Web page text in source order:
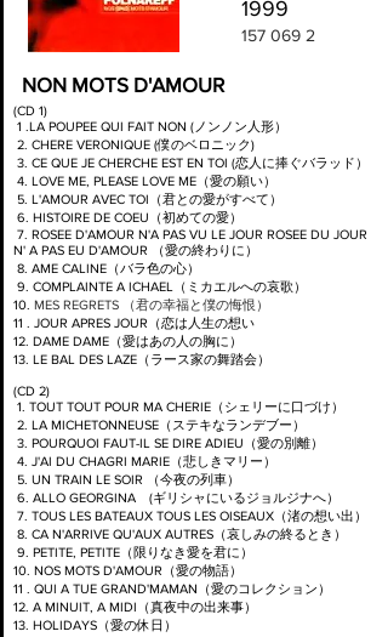
1999
157 069 2
NON MOTS D'AMOUR
(CD 1)
1 .LA POUPEE QUI FAIT NON (ノンノン人形）
2. CHERE VERONIQUE (僕のベロニック)
3. CE QUE JE CHERCHE EST EN TOI (恋人に捧ぐバラッド）
4. LOVE ME, PLEASE LOVE ME（愛の願い）
5. L'AMOUR AVEC TOI（君との愛がすべて）
6. HISTOIRE DE COEU（初めての愛）
7. ROSEE D'AMOUR N'A PAS VU LE JOUR ROSEE DU JOUR
N' A PAS EU D'AMOUR （愛の終わりに）
8. AME CALINE（バラ色の心）
9. COMPLAINTE A ICHAEL（ミカエルへの哀歌）
10. MES REGRETS （君の幸福と僕の悔恨）
11 . JOUR APRES JOUR（恋は人生の想い
12. DAME DAME（愛はあの人の胸に）
13. LE BAL DES LAZE（ラース家の舞踏会）
(CD 2)
1. TOUT TOUT POUR MA CHERIE（シェリーに口づけ）
2. LA MICHETONNEUSE（ステキなランデブー）
3. POURQUOI FAUT-IL SE DIRE ADIEU（愛の別離）
4. J'AI DU CHAGRI MARIE（悲しきマリー）
5. UN TRAIN LE SOIR （今夜の列車）
6. ALLO GEORGINA (ギリシャにいるジョルジナへ）
7. TOUS LES BATEAUX TOUS LES OISEAUX（渚の想い出）
8. CA N'ARRIVE QU'AUX AUTRES（哀しみの終るとき）
9. PETITE, PETITE（限りなき愛を君に）
10. NOS MOTS D'AMOUR（愛の物語）
11 . QUI A TUE GRAND'MAMAN（愛のコレクション）
12. A MINUIT, A MIDI（真夜中の出来事）
13. HOLIDAYS（愛の休日）